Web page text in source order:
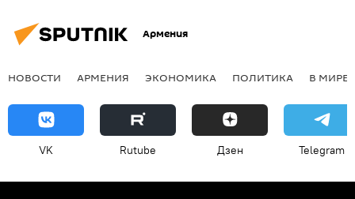
Армения
НОВОСТИ АРМЕНИЯ ЭКОНОМИКА ПОЛИТИКА В МИРЕ
VK Rutube Дзен Telegram